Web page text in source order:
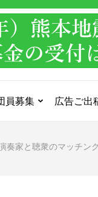
員募集 広告ご出
奏家と聴衆のマッチン